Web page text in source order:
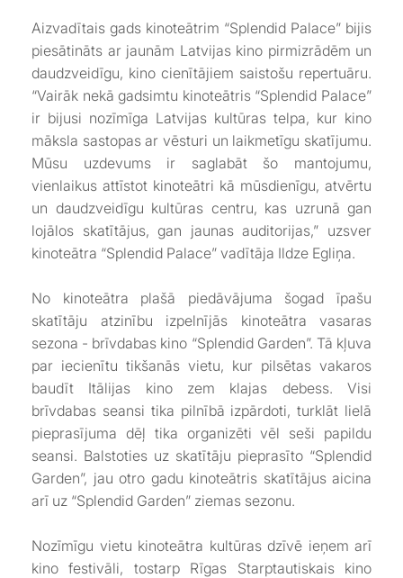
Aizvadītais gads kinoteātrim “Splendid Palace” bijis
piesātināts ar jaunām Latvijas kino pirmizrādēm un
daudzveidīgu, kino cienītājiem saistošu repertuāru.
“Vairāk nekā gadsimtu kinoteātris “Splendid Palace”
ir bijusi nozīmīga Latvijas kultūras telpa, kur kino
māksla sastopas ar vēsturi un laikmetīgu skatījumu.
Mūsu uzdevums ir saglabāt šo mantojumu,
vienlaikus attīstot kinoteātri kā mūsdienīgu, atvērtu
un daudzveidīgu kultūras centru, kas uzrunā gan
lojālos skatītājus, gan jaunas auditorijas,” uzsver
kinoteātra “Splendid Palace” vadītāja Ildze Egliņa.
No kinoteātra plašā piedāvājuma šogad īpašu
skatītāju atzinību izpelnījās kinoteātra vasaras
sezona - brīvdabas kino “Splendid Garden”. Tā kļuva
par iecienītu tikšanās vietu, kur pilsētas vakaros
baudīt Itālijas kino zem klajas debess. Visi
brīvdabas seansi tika pilnībā izpārdoti, turklāt lielā
pieprasījuma dēļ tika organizēti vēl seši papildu
seansi. Balstoties uz skatītāju pieprasīto “Splendid
Garden”, jau otro gadu kinoteātris skatītājus aicina
arī uz “Splendid Garden” ziemas sezonu.
Nozīmīgu vietu kinoteātra kultūras dzīvē ieņem arī
kino festivāli, tostarp Rīgas Starptautiskais kino